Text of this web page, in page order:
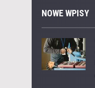
NOWE WPISY